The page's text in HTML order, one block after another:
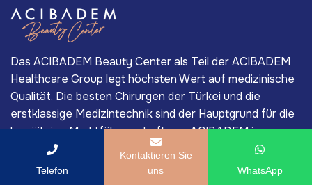
Das ACIBADEM Beauty Center als Teil der ACIBADEM
Healthcare Group legt höchsten Wert auf medizinische
Qualität. Die besten Chirurgen der Türkei und die
erstklassige Medizintechnik sind der Hauptgrund für die
langjährige Marktführerschaft von ACIBADEM im
privaten Gesundheitssektor der Türkei.
Telefon
Kontaktieren Sie
uns
WhatsApp